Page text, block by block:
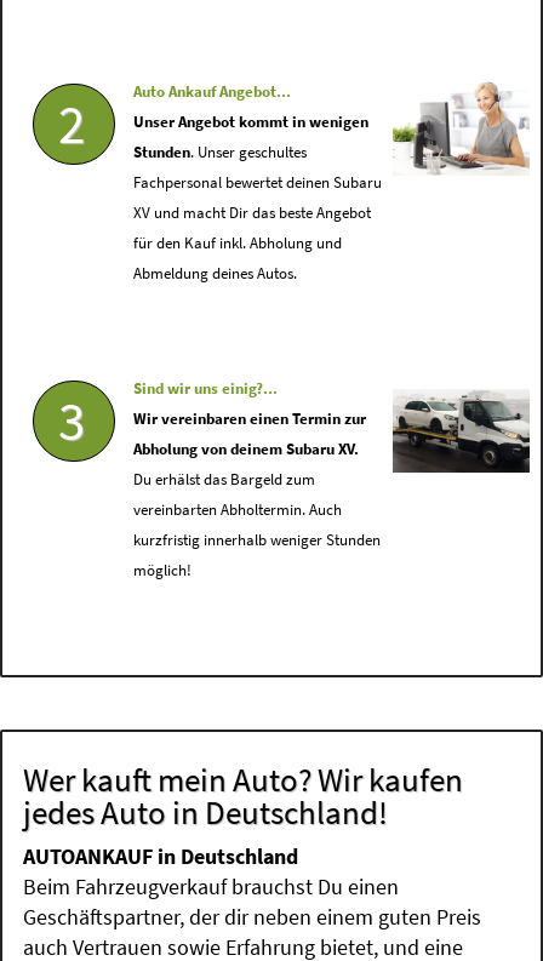
2
Auto Ankauf Angebot...
Unser Angebot kommt in wenigen
Stunden. Unser geschultes
Fachpersonal bewertet deinen Subaru
XV und macht Dir das beste Angebot
für den Kauf inkl. Abholung und
Abmeldung deines Autos.
3
Sind wir uns einig?...
Wir vereinbaren einen Termin zur
Abholung von deinem Subaru XV.
Du erhälst das Bargeld zum
vereinbarten Abholtermin. Auch
kurzfristig innerhalb weniger Stunden
möglich!
Wer kauft mein Auto? Wir kaufen
jedes Auto in Deutschland!
AUTOANKAUF in Deutschland
Beim Fahrzeugverkauf brauchst Du einen
Geschäftspartner, der dir neben einem guten Preis
auch Vertrauen sowie Erfahrung bietet, und eine